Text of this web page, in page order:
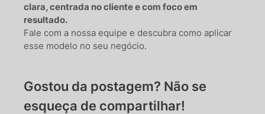
clara, centrada no cliente e com foco em
resultado.
Fale com a nossa equipe e descubra como aplicar
esse modelo no seu negócio.
Gostou da postagem? Não se
esqueça de compartilhar!